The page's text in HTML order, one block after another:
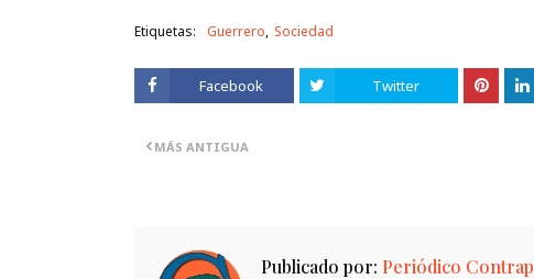
Etiquetas: Guerrero Sociedad
Facebook Twitter
MÁS ANTIGUA
Publicado por: Periódico